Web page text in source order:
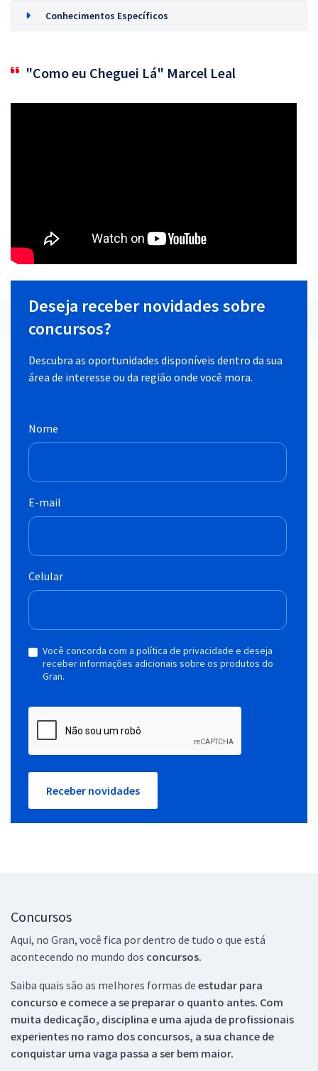
Conhecimentos Específicos
"Como eu Cheguei Lá" Marcel Leal
Deseja receber novidades sobre
concursos?
Descubra as oportunidades disponíveis dentro da sua
área de interesse ou da região onde você mora.
Nome
E-mail
Celular
Você concorda com a política de privacidade e deseja
receber informações adicionais sobre os produtos do
Gran.
Receber novidades
Concursos
Aqui, no Gran, você fica por dentro de tudo o que está
acontecendo no mundo dos concursos.
Saiba quais são as melhores formas de estudar para
concurso e comece a se preparar o quanto antes. Com
muita dedicação, disciplina e uma ajuda de profissionais
experientes no ramo dos concursos, a sua chance de
conquistar uma vaga passa a ser bem maior.